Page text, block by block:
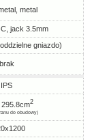
metal
jack 3.5mm
gniazdo)
brak
IPS
295.8cm2
do obudowy)